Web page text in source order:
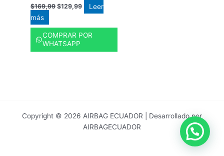
$169,99 $129,99
Leer
más
COMPRAR POR
WHATSAPP
Copyright © 2026 AIRBAG ECUADOR | Desarrollado por
AIRBAGECUADOR